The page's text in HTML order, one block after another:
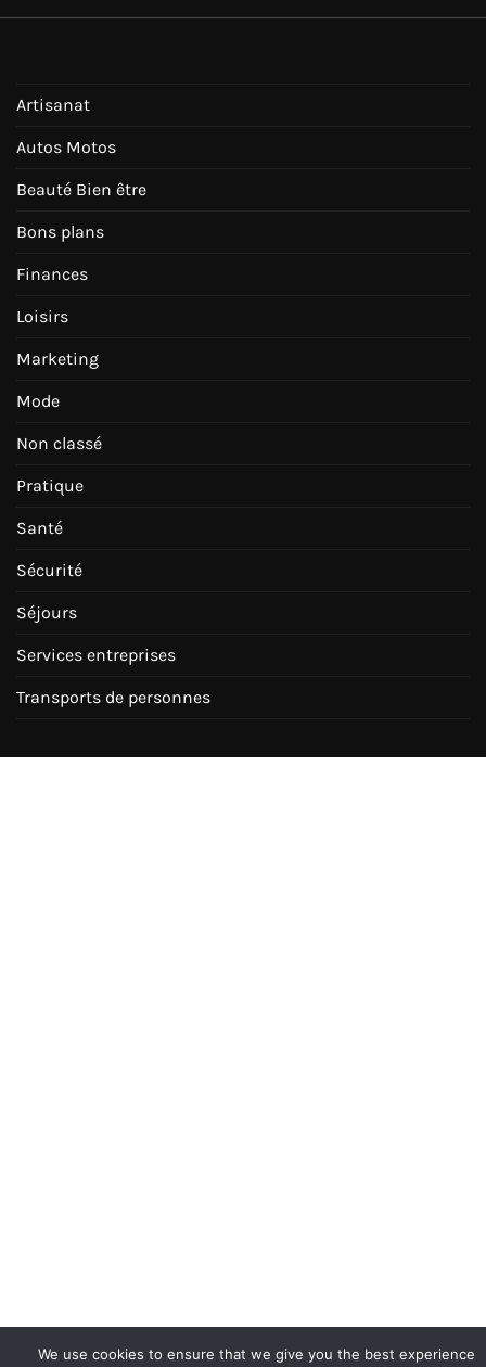
Artisanat
Autos Motos
Beauté Bien être
Bons plans
Finances
Loisirs
Marketing
Mode
Non classé
Pratique
Santé
Sécurité
Séjours
Services entreprises
Transports de personnes
We use cookies to ensure that we give you the best experience